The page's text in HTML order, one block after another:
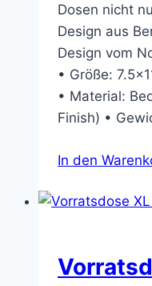
Dosen nicht
Design aus
Design vom
• Größe:
• Material:
Finish) •
In den